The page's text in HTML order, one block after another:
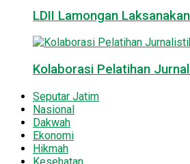
LDII Lamongan
Kolaborasi Pelatihan
Seputar Jatim
Nasional
Dakwah
Ekonomi
Hikmah